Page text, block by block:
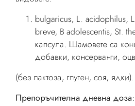
bulgaricus, L. acidophilus,
breve, B adolescentis, St.
капсула. Щамовете са
добавки, консерванти,
(без лактоза, глутен, соя, ядки).
Препоръчителна дневна доза